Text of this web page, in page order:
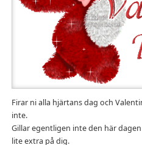
Firar ni alla hjärtans dag och
inte.
Gillar egentligen inte den här
lite extra på dig.